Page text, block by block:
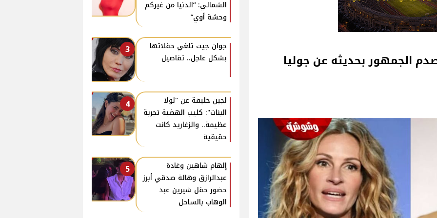
الجمهور بحديثه عن جوليا
الشمالي: “الدنيا من غيركم
وحشة أوي”
3
جوان جيت تلغي حفلاتها
بشكل عاجل.. تفاصيل
4
لجين خليفة عن "لولا
البنات": كليب الهضبة تجربة
عظيمة.. والزغاريد كانت
حقيقية
5
إلهام شاهين وغادة
عبدالرازق وهالة صدقي أبرز
حضور حفل شيرين عبد
الوهاب بالساحل